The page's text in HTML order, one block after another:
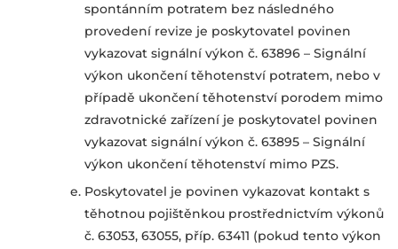
spontánním potratem bez následného
provedení revize je poskytovatel povinen
vykazovat signální výkon č. 63896 – Signální
výkon ukončení těhotenství potratem, nebo v
případě ukončení těhotenství porodem mimo
zdravotnické zařízení je poskytovatel povinen
vykazovat signální výkon č. 63895 – Signální
výkon ukončení těhotenství mimo PZS.
Poskytovatel je povinen vykazovat kontakt s
těhotnou pojištěnkou prostřednictvím výkonů
č. 63053, 63055, příp. 63411 (pokud tento výkon